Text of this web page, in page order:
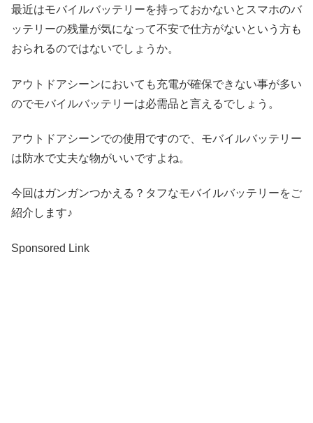
最近はモバイルバッテリーを持っておかないとスマホのバ
ッテリーの残量が気になって不安で仕方がないという方も
おられるのではないでしょうか。
アウトドアシーンにおいても充電が確保できない事が多い
のでモバイルバッテリーは必需品と言えるでしょう。
アウトドアシーンでの使用ですので、モバイルバッテリー
は防水で丈夫な物がいいですよね。
今回はガンガンつかえる？タフなモバイルバッテリーをご
紹介します♪
Sponsored Link